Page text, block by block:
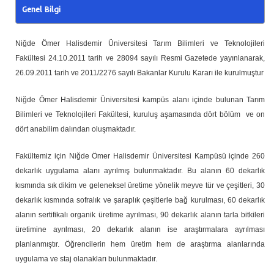
Genel Bilgi
Niğde Ömer Halisdemir Üniversitesi Tarım Bilimleri ve Teknolojileri
Fakültesi 24.10.2011 tarih ve 28094 sayılı Resmi Gazetede yayınlanarak,
26.09.2011 tarih ve 2011/2276 sayılı Bakanlar Kurulu Kararı ile kurulmuştur
Niğde Ömer Halisdemir Üniversitesi kampüs alanı içinde bulunan Tarım
Bilimleri ve Teknolojileri Fakültesi, kuruluş aşamasında dört bölüm ve on
dört anabilim dalından oluşmaktadır.
Fakültemiz için Niğde Ömer Halisdemir Üniversitesi Kampüsü içinde 260
dekarlık uygulama alanı ayrılmış bulunmaktadır. Bu alanın 60 dekarlık
kısmında sık dikim ve geleneksel üretime yönelik meyve tür ve çeşitleri, 30
dekarlık kısmında sofralık ve şaraplık çeşitlerle bağ kurulması, 60 dekarlık
alanın sertifikalı organik üretime ayrılması, 90 dekarlık alanın tarla bitkileri
üretimine ayrılması, 20 dekarlık alanın ise araştırmalara ayrılması
planlanmıştır. Öğrencilerin hem üretim hem de araştırma alanlarında
uygulama ve staj olanakları bulunmaktadır.